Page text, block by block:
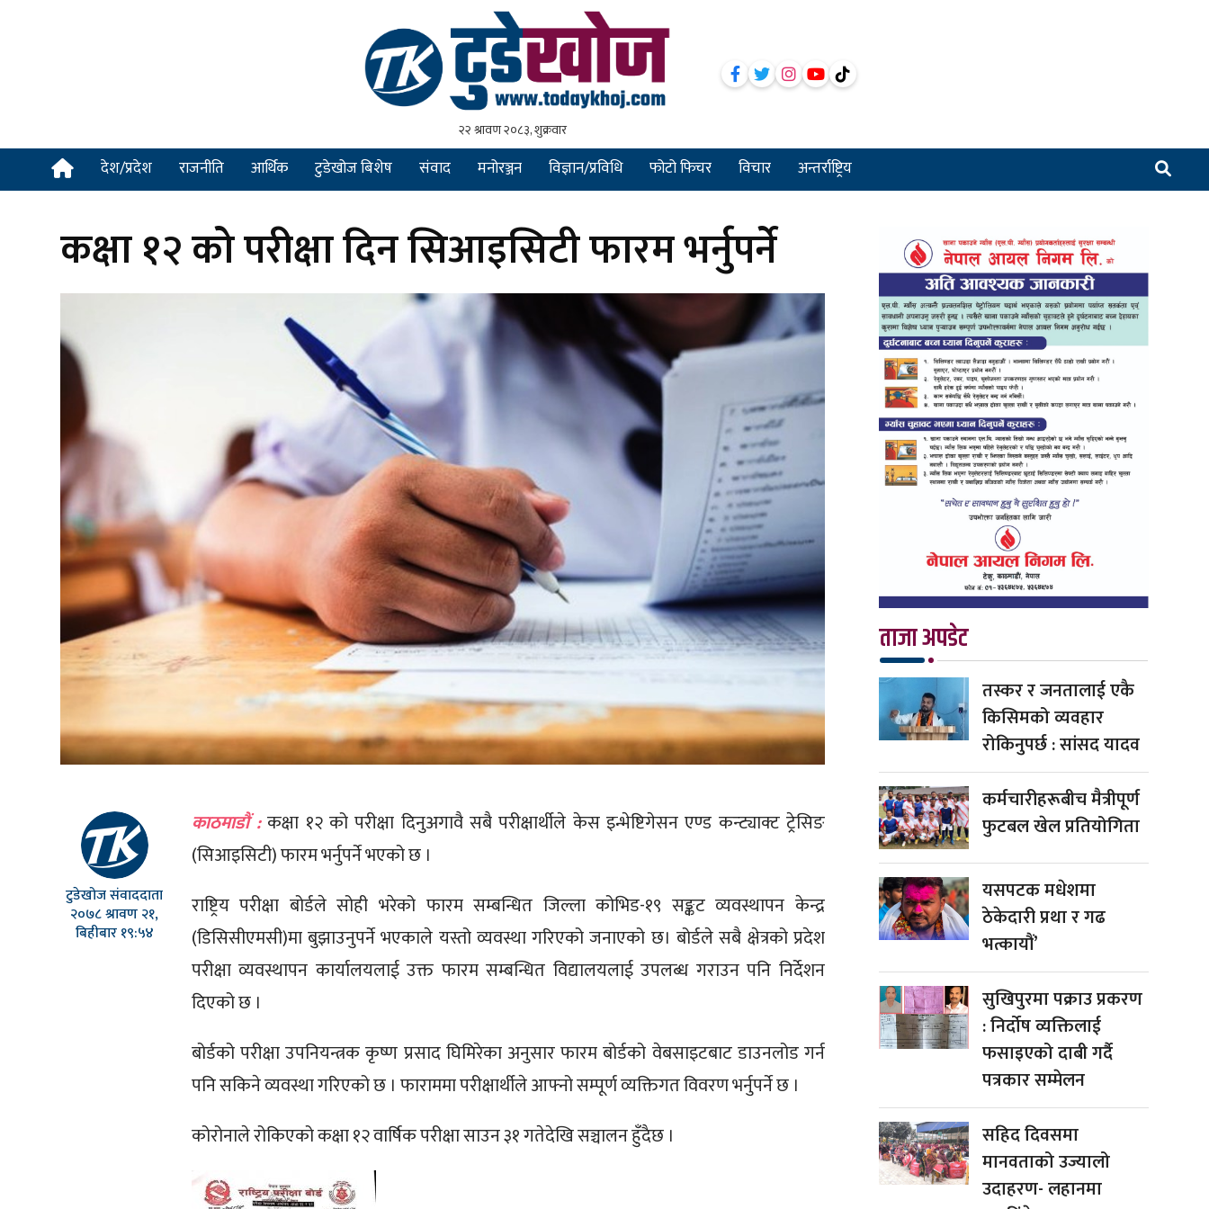
देश/प्रदेश राजनीति आर्थिक टुडेखोज बिशेष संवाद मनोरञ्जन विज्ञान/प्रविधि फोटो फिचर विचार अन्तर्राष्ट्रिय
कक्षा १२ को परीक्षा दिन सिआइसिटी फारम भर्नुपर्ने
टुडेखोज संवाददाता
२०७८ श्रावण २१,
बिहीबार १९:५४
काठमाडौं : कक्षा १२ को परीक्षा दिनुअगावै सबै परीक्षार्थीले केस इन्भेष्टिगेसन एण्ड कन्ट्याक्ट ट्रेसिङ
(सिआइसिटी) फारम भर्नुपर्ने भएको छ ।
राष्ट्रिय परीक्षा बोर्डले सोही भरेको फारम सम्बन्धित जिल्ला कोभिड-१९ सङ्कट व्यवस्थापन केन्द्र
(डिसिसीएमसी)मा बुझाउनुपर्ने भएकाले यस्तो व्यवस्था गरिएको जनाएको छ। बोर्डले सबै क्षेत्रको प्रदेश
परीक्षा व्यवस्थापन कार्यालयलाई उक्त फारम सम्बन्धित विद्यालयलाई उपलब्ध गराउन पनि निर्देशन
दिएको छ ।
बोर्डको परीक्षा उपनियन्त्रक कृष्ण प्रसाद घिमिरेका अनुसार फारम बोर्डको वेबसाइटबाट डाउनलोड गर्न
पनि सकिने व्यवस्था गरिएको छ । फाराममा परीक्षार्थीले आफ्नो सम्पूर्ण व्यक्तिगत विवरण भर्नुपर्ने छ ।
कोरोनाले रोकिएको कक्षा १२ वार्षिक परीक्षा साउन ३१ गतेदेखि सञ्चालन हुँदैछ ।
ताजा अपडेट
तस्कर र जनतालाई एकै
किसिमको व्यवहार
रोकिनुपर्छ : सांसद यादव
कर्मचारीहरूबीच मैत्रीपूर्ण
फुटबल खेल प्रतियोगिता
यसपटक मधेशमा
ठेकेदारी प्रथा र गढ
भत्कायौं’
सुखिपुरमा पक्राउ प्रकरण
: निर्दोष व्यक्तिलाई
फसाइएको दाबी गर्दै
पत्रकार सम्मेलन
सहिद दिवसमा
मानवताको उज्यालो
उदाहरण- लहानमा